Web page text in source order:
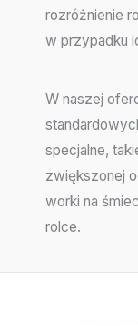
rozróżnienie
w przypadku
W naszej
specjalne,
zwiększonej
worki na
rolce.